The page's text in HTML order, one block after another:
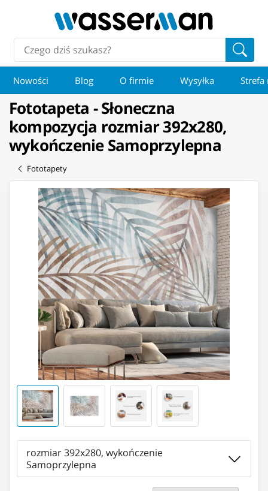
Nowości Blog O firmie Wysyłka Strefa
Fototapeta - Słoneczna
kompozycja rozmiar 392x280,
wykończenie Samoprzylepna
Fototapety
rozmiar 392x280, wykończenie
Samoprzylepna